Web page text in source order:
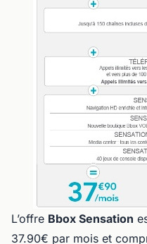
L’offre Bbox Sensation
37.90€ par mois et